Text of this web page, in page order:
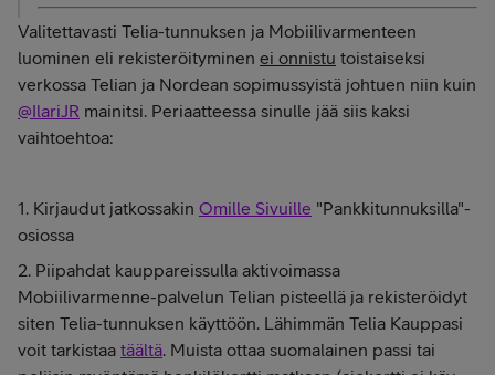
Valitettavasti Telia-tunnuksen ja Mobiilivarmenteen
luominen eli rekisteröityminen ei onnistu toistaiseksi
verkossa Telian ja Nordean sopimussyistä johtuen niin kuin
@IlariJR mainitsi. Periaatteessa sinulle jää siis kaksi
vaihtoehtoa:
1. Kirjaudut jatkossakin Omille Sivuille "Pankkitunnuksilla"-
osiossa
2. Piipahdat kauppareissulla aktivoimassa
Mobiilivarmenne-palvelun Telian pisteellä ja rekisteröidyt
siten Telia-tunnuksen käyttöön. Lähimmän Telia Kauppasi
voit tarkistaa täältä. Muista ottaa suomalainen passi tai